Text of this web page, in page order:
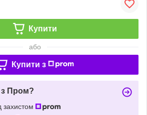
Купити
або
Купити з
з Пром?
захистом